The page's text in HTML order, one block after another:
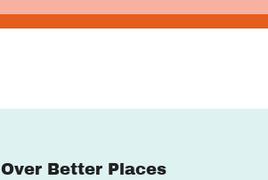
Over Better Places